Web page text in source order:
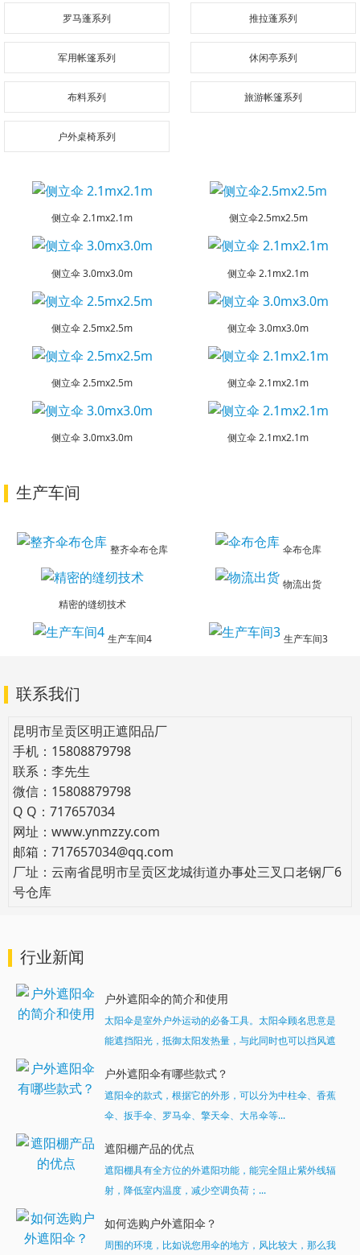
罗马蓬系列 推拉蓬系列
军用帐篷系列 休闲亭系列
布料系列 旅游帐篷系列
户外桌椅系列
侧立伞 2.1mx2.1m 侧立伞2.5mx2.5m
侧立伞 3.0mx3.0m 侧立伞 2.1mx2.1m
侧立伞 2.5mx2.5m 侧立伞 3.0mx3.0m
侧立伞 2.5mx2.5m 侧立伞 2.1mx2.1m
侧立伞 3.0mx3.0m 侧立伞 2.1mx2.1m
生产车间
整齐伞布仓库 伞布仓库
精密的缝纫技术
物流出货
生产车间4 生产车间3
联系我们
昆明市呈贡区明正遮阳品厂
手机：15808879798
联系：李先生
微信：15808879798
Q Q：717657034
网址：www.ynmzzy.com
邮箱：717657034@qq.com
厂址：云南省昆明市呈贡区龙城街道办事处三叉口老钢厂6
号仓库
行业新闻
户外遮阳伞的简介和使用
太阳伞是室外户外运动的必备工具。太阳伞顾名思意是
能遮挡阳光，抵御太阳发热量，与此同时也可以挡风遮
户外遮阳伞有哪些款式？
遮阳伞的款式，根据它的外形，可以分为中柱伞、香蕉
伞、扳手伞、罗马伞、擎天伞、大吊伞等...
遮阳棚产品的优点
遮阳棚具有全方位的外遮阳功能，能完全阻止紫外线辐
射，降低室内温度，减少空调负荷；...
如何选购户外遮阳伞？
周围的环境，比如说您用伞的地方，风比较大，那么我